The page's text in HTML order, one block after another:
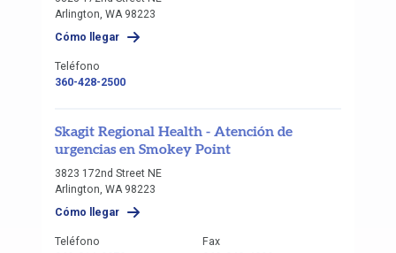
Arlington, WA 98223
Cómo llegar
Teléfono
360-428-2500
Skagit Regional Health - Atención de
urgencias en Smokey Point
3823 172nd Street NE
Arlington, WA 98223
Cómo llegar
Teléfono
Fax